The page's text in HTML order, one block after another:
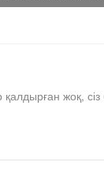
қалдырған жоқ,